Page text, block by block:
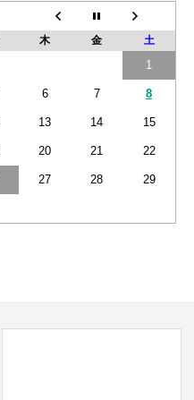
木 金 土
1
6 7 8
13 14 15
20 21 22
27 28 29